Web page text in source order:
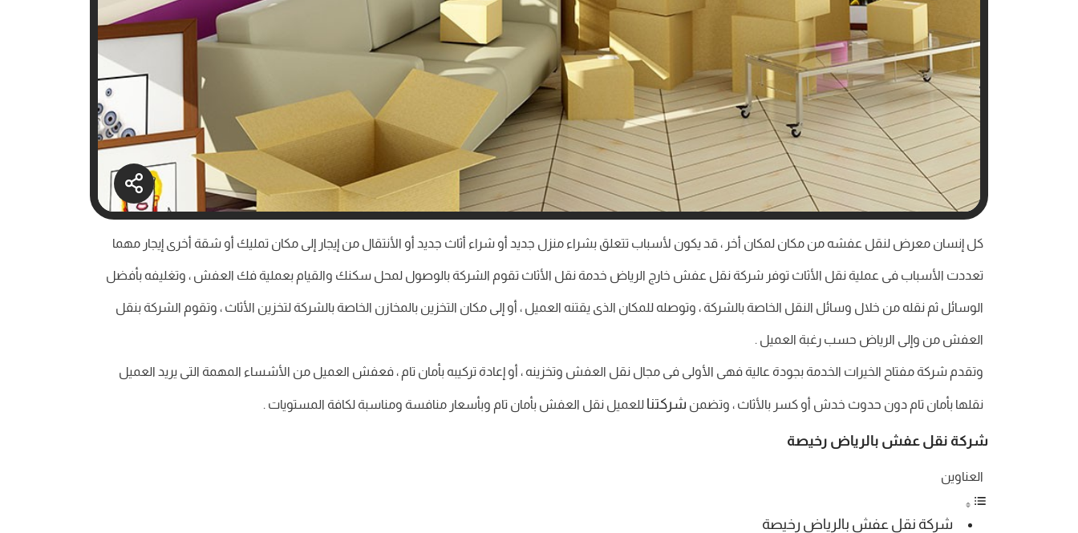
كل إنسان معرض لنقل عفشه من مكان لمكان أخر ، قد يكون لأسباب تتعلق بشراء منزل جديد أو شراء أثاث جديد أو الأنتقال من إيجار إلى مكان تمليك أو شقة أخرى إيجار مهما
تعددت الأسباب فى عملية نقل الأثاث توفر شركة نقل عفش خارج الرياض خدمة نقل الأثاث تقوم الشركة بالوصول لمحل سكنك والقيام بعملية فك العفش ، وتغليفه بأفضل
الوسائل ثم نقله من خلال وسائل النقل الخاصة بالشركة ، وتوصله للمكان الذى يقتنه العميل ، أو إلى مكان التخزين بالمخازن الخاصة بالشركة لتخزين الأثاث ، وتقوم الشركة بنقل
العفش من وإلى الرياض حسب رغبة العميل .
وتقدم شركة مفتاح الخيرات الخدمة بجودة عالية فهى الأولى فى مجال نقل العفش وتخزينه ، أو إعادة تركيبه بأمان تام ، فعفش العميل من الأشساء المهمة التى يريد العميل
نقلها بأمان تام دون حدوث خدش أو كسر بالأثاث ، وتضمن شركتنا للعميل نقل العفش بأمان تام وبأسعار منافسة ومناسبة لكافة المستويات .
شركة نقل عفش بالرياض رخيصة
العناوين
شركة نقل عفش بالرياض رخيصة